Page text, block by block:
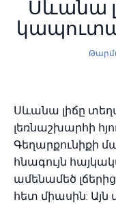
Սևանա
Սևանա լիճը
լեռնաշխարհի
Գեղարքունիքի
հնագույն
ամենամեծ
հետ միասին: